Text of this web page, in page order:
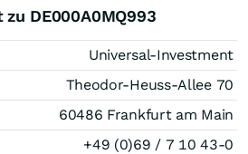
DE000A0MQ993
Universal-Investment
Theodor-Heuss-Allee 70
60486 Frankfurt am Main
+49 (0)69 / 7 10 43-0